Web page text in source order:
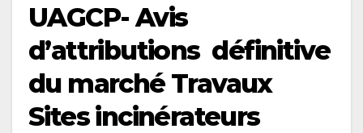
UAGCP- Avis
d’attributions définitive
du marché Travaux
Sites incinérateurs